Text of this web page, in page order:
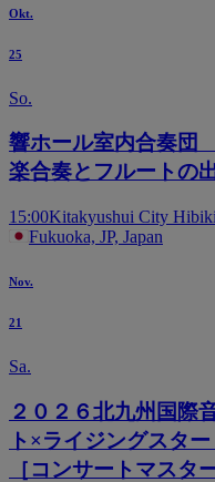
Okt.
25
So.
響ホール室内合奏
楽合奏とフルートの
15:00Kitakyushui City
Fukuoka, JP, Japan
Nov.
21
Sa.
２０２６北九州国際
ト×ライジングスタ
［コンサートマスター